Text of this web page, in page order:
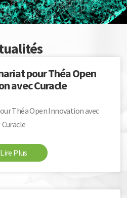
pour Théa Open
avec Curacle
Théa Open Innovation avec
Curacle
Lire Plus